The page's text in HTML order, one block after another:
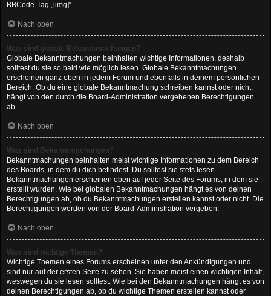
BBCode-Tag „[img]“.
Nach oben
Was sind globale Bekanntmachungen?
Globale Bekanntmachungen beinhalten wichtige Informationen, deshalb
solltest du sie so bald wie möglich lesen. Globale Bekanntmachungen
erscheinen ganz oben in jedem Forum und ebenfalls in deinem persönlichen
Bereich. Ob du eine globale Bekanntmachung schreiben kannst oder nicht,
hängt von den durch die Board-Administration vergebenen Berechtigungen
ab.
Nach oben
Was sind Bekanntmachungen?
Bekanntmachungen beinhalten meist wichtige Informationen zu dem Bereich
des Boards, in dem du dich befindest. Du solltest sie stets lesen.
Bekanntmachungen erscheinen oben auf jeder Seite des Forums, in dem sie
erstellt wurden. Wie bei globalen Bekanntmachungen hängt es von deinen
Berechtigungen ab, ob du Bekanntmachungen erstellen kannst oder nicht. Die
Berechtigungen werden von der Board-Administration vergeben.
Nach oben
Was sind wichtige Themen?
Wichtige Themen eines Forums erscheinen unter den Ankündigungen und
sind nur auf der ersten Seite zu sehen. Sie haben meist einen wichtigen Inhalt,
weswegen du sie lesen solltest. Wie bei den Bekanntmachungen hängt es von
deinen Berechtigungen ab, ob du wichtige Themen erstellen kannst oder